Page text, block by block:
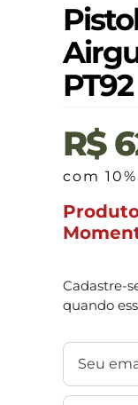
R$
com
Cadastre-
quando